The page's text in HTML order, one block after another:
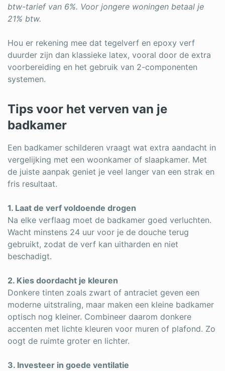
btw-tarief van 6%. Voor jongere woningen betaal je
21% btw.
Hou er rekening mee dat tegelverf en epoxy verf
duurder zijn dan klassieke latex, vooral door de extra
voorbereiding en het gebruik van 2-componenten
systemen.
Tips voor het verven van je
badkamer
Een badkamer schilderen vraagt wat extra aandacht in
vergelijking met een woonkamer of slaapkamer. Met
de juiste aanpak geniet je veel langer van een strak en
fris resultaat.
1. Laat de verf voldoende drogen
Na elke verflaag moet de badkamer goed verluchten.
Wacht minstens 24 uur voor je de douche terug
gebruikt, zodat de verf kan uitharden en niet
beschadigt.
2. Kies doordacht je kleuren
Donkere tinten zoals zwart of antraciet geven een
moderne uitstraling, maar maken een kleine badkamer
optisch nog kleiner. Combineer daarom donkere
accenten met lichte kleuren voor muren of plafond. Zo
oogt de ruimte groter en lichter.
3. Investeer in goede ventilatie